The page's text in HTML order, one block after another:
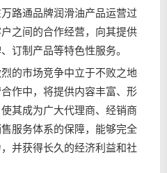
路通品牌润滑油产品运营过
之间的合作经营，向其提供
订制产品等特色性服务。
市场竞争中立于不败之地
作中，将提供内容丰富、形
其成为广大代理商、经销商
服务体系的保障，能够完全
并获得长久的经济利益和社